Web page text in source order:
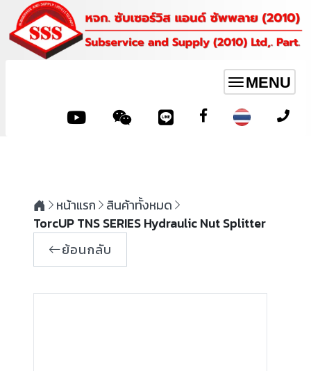
Toggle
navigation
MENU
หน้าแรก
สินค้าทั้งหมด
TorcUP TNS SERIES Hydraulic Nut Splitter
ย้อนกลับ